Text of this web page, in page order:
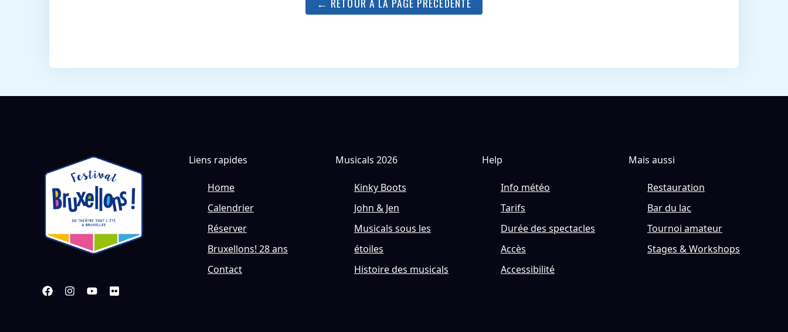
Liens rapides
Home
Calendrier
Réserver
Bruxellons! 28 ans
Contact
Musicals 2026
Kinky Boots
John & Jen
Musicals sous les
étoiles
Histoire des musicals
Help
Info météo
Tarifs
Durée des spectacles
Accès
Accessibilité
Mais aussi
Restauration
Bar du lac
Tournoi amateur
Stages & Workshops